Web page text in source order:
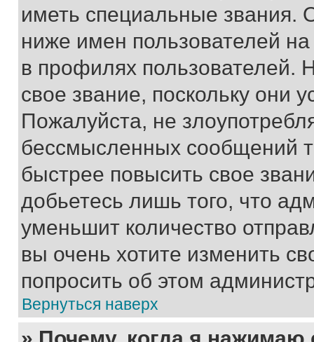
иметь специальные звания.
ниже имен пользователей
в профилях
свое звание, поскольку они
Пожалуйста, не
бессмысленных сообщений
быстрее повысить свое
добьетесь лишь того, что
уменьшит количество
вы очень хотите изменить
попросить об этом
Вернуться наверх